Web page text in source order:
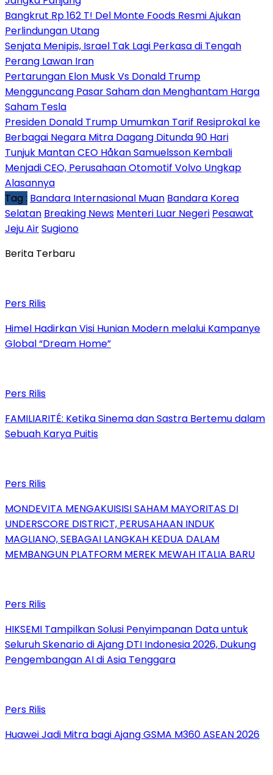
Bangkrut Rp 162 T! Del Monte Foods Resmi Ajukan
Perlindungan Utang
Senjata Menipis, Israel Tak Lagi Perkasa di Tengah
Perang Lawan Iran
Pertarungan Elon Musk Vs Donald Trump
Mengguncang Pasar Saham dan Menghantam Harga
Saham Tesla
Presiden Donald Trump Umumkan Tarif Resiprokal ke
Berbagai Negara Mitra Dagang Ditunda 90 Hari
Tunjuk Mantan CEO Håkan Samuelsson Kembali
Menjadi CEO, Perusahaan Otomotif Volvo Ungkap
Alasannya
Tag : Bandara Internasional Muan Bandara Korea
Selatan Breaking News Menteri Luar Negeri Pesawat
Jeju AirSugiono
Berita Terbaru
Pers Rilis
Himel Hadirkan Visi Hunian Modern melalui Kampanye
Global “Dream Home”
Pers Rilis
FAMILIARITÉ: Ketika Sinema dan Sastra Bertemu dalam
Sebuah Karya Puitis
Pers Rilis
MONDEVITA MENGAKUISISI SAHAM MAYORITAS DI
UNDERSCORE DISTRICT, PERUSAHAAN INDUK
MAGLIANO, SEBAGAI LANGKAH KEDUA DALAM
MEMBANGUN PLATFORM MEREK MEWAH ITALIA BARU
Pers Rilis
HIKSEMI Tampilkan Solusi Penyimpanan Data untuk
Seluruh Skenario di Ajang DTI Indonesia 2026, Dukung
Pengembangan AI di Asia Tenggara
Pers Rilis
Huawei Jadi Mitra bagi Ajang GSMA M360 ASEAN 2026